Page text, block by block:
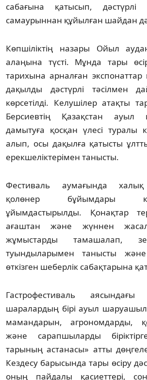
сабағына қатысып,
самаурыннан құйылған шайдан
Көпшіліктің назары Ойыл
алаңына түсті. Мұнда тары
тарихына арналған
дақылды дәстүрлі тәсілмен
көрсетілді. Келушілер атақты
Берсиевтің Қазақстан ауыл
дамытуға қосқан үлесі туралы
алып, осы дақылға қатысты
ерекшеліктерімен танысты.
Фестиваль аумағында халық
қолөнер бұйымдары
ұйымдастырылды. Қонақтар
ағаштан және жүннен
жұмыстарды тамашалап,
туындыларымен танысты және
өткізген шеберлік сабақтарына
Гастрофестиваль
шаралардың бірі ауыл
мамандарын, агрономдарды,
және сарапшыларды
тарының астанасы» атты
Кездесу барысында тары өсіру
оның пайдалы қасиеттері,